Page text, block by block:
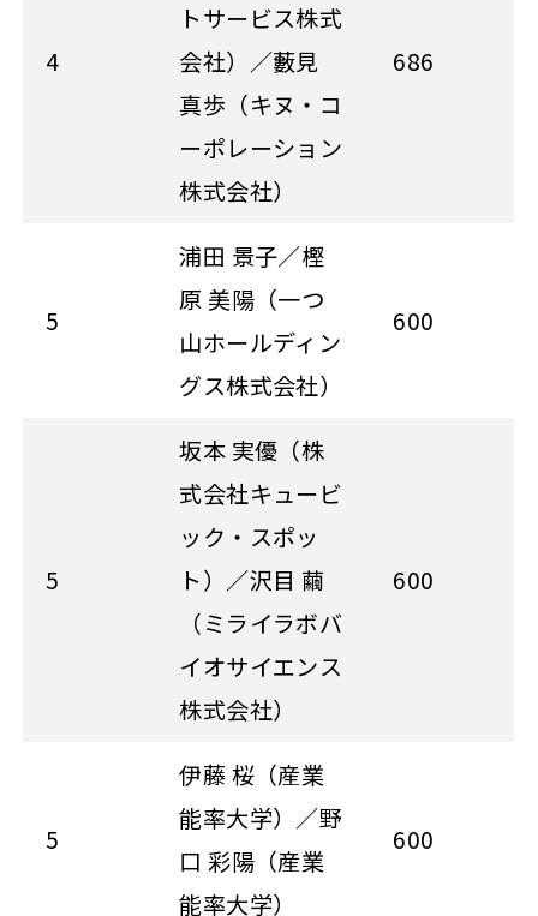
4
トサービス株式
会社）／藪見
真歩（キヌ・コ
ーポレーション
株式会社）
686
5
浦田 景子／樫
原 美陽（一つ
山ホールディン
グス株式会社）
600
5
坂本 実優（株
式会社キュービ
ック・スポッ
ト）／沢目 繭
（ミライラボバ
イオサイエンス
株式会社）
600
5
伊藤 桜（産業
能率大学）／野
口 彩陽（産業
能率大学）
600